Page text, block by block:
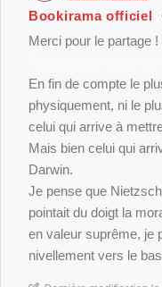
Bookirama officiel
Merci pour le partage !
En fin de compte le
physiquement, ni le
celui qui arrive à
Mais bien celui qui
Darwin.
Je pense que
pointait du doigt la
en valeur suprême, je
nivellement vers le